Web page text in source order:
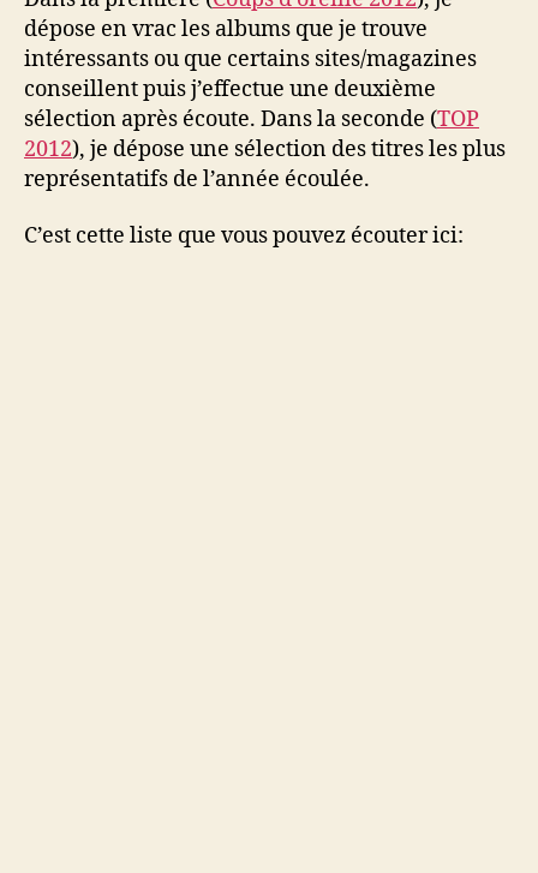
dépose en vrac les albums que je trouve
intéressants ou que certains sites/magazines
conseillent puis j’effectue une deuxième
sélection après écoute. Dans la seconde (TOP
2012), je dépose une sélection des titres les plus
représentatifs de l’année écoulée.
C’est cette liste que vous pouvez écouter ici: